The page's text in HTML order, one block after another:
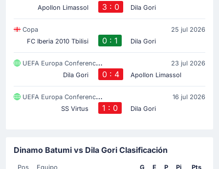
Apollon Limassol
3 : 0 Dila Gori
Copa
25 jul 2026
FC Iberia 2010 Tbilisi
0 : 1 Dila Gori
UEFA Europa Conference League
23 jul 2026
Dila Gori
0 : 4 Apollon Limassol
UEFA Europa Conference League
16 jul 2026
SS Virtus
1 : 0 Dila Gori
Dinamo Batumi vs Dila Gori Clasificación
Pos Equipo G E P Pj Pts